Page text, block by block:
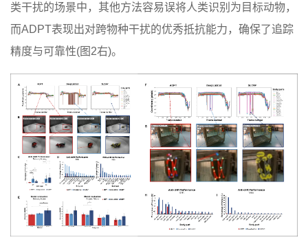
类干扰的场景中，其他方法容易误将人类识别为目标动物，
而ADPT表现出对跨物种干扰的优秀抵抗能力，确保了追踪
精度与可靠性(图2右)。